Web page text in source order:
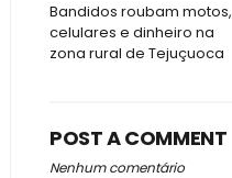
Bandidos roubam motos,
celulares e dinheiro na
zona rural de Tejuçuoca
POST A COMMENT
Nenhum comentário